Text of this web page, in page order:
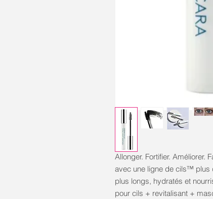
Allonger. Fortifier. Améliorer.
avec une ligne de cils™ plus
plus longs, hydratés et
pour cils + revitalisant +